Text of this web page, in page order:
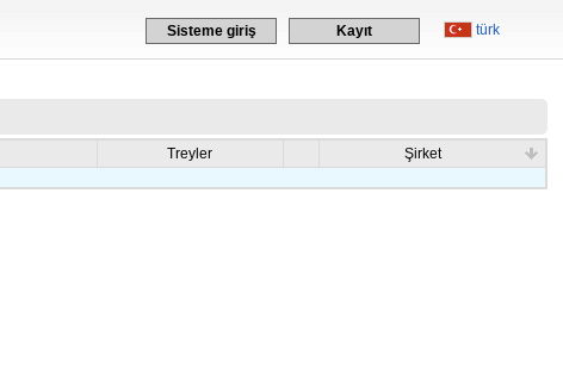
türk
Sisteme giriş Kayıt
Treyler
Şirket